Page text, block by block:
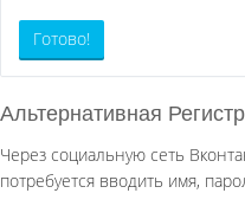
Готово!
Альтернативная
Через социальную сеть
потребуется вводить имя,